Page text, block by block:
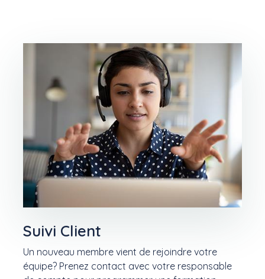
Suivi Client
Un nouveau membre vient de rejoindre votre
équipe? Prenez contact avec votre responsable